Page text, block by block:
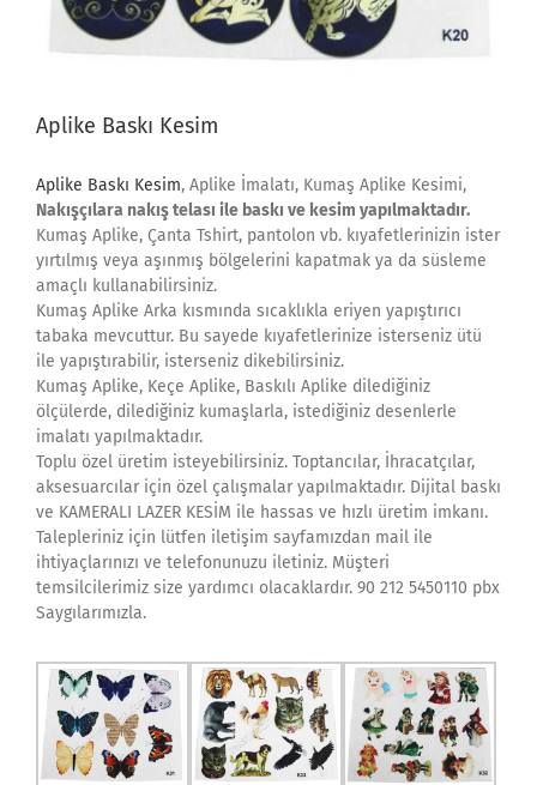
Aplike Baskı Kesim
Aplike Baskı Kesim, Aplike İmalatı, Kumaş Aplike Kesimi,
Nakışçılara nakış telası ile baskı ve kesim yapılmaktadır.
Kumaş Aplike, Çanta Tshirt, pantolon vb. kıyafetlerinizin ister
yırtılmış veya aşınmış bölgelerini kapatmak ya da süsleme
amaçlı kullanabilirsiniz.
Kumaş Aplike Arka kısmında sıcaklıkla eriyen yapıştırıcı
tabaka mevcuttur. Bu sayede kıyafetlerinize isterseniz ütü
ile yapıştırabilir, isterseniz dikebilirsiniz.
Kumaş Aplike, Keçe Aplike, Baskılı Aplike dilediğiniz
ölçülerde, dilediğiniz kumaşlarla, istediğiniz desenlerle
imalatı yapılmaktadır.
Toplu özel üretim isteyebilirsiniz. Toptancılar, İhracatçılar,
aksesuarcılar için özel çalışmalar yapılmaktadır. Dijital baskı
ve KAMERALI LAZER KESİM ile hassas ve hızlı üretim imkanı.
Talepleriniz için lütfen iletişim sayfamızdan mail ile
ihtiyaçlarınızı ve telefonunuzu iletiniz. Müşteri
temsilcilerimiz size yardımcı olacaklardır. 90 212 5450110 pbx
Saygılarımızla.